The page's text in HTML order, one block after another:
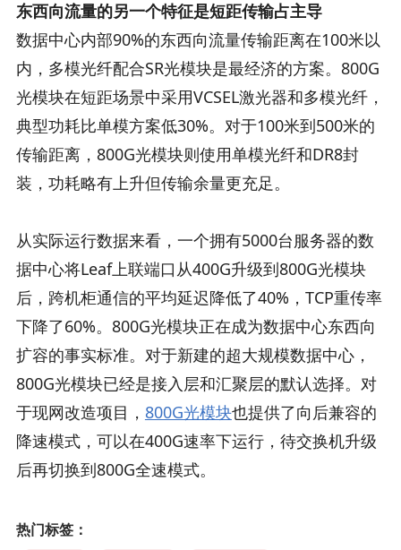
热门标签：
东西向流量的另一个特征是短距传输占主导
数据中心内部90%的东西向流量传输距离在100米以
内，多模光纤配合SR光模块是最经济的方案。800G
光模块在短距场景中采用VCSEL激光器和多模光纤，
典型功耗比单模方案低30%。对于100米到500米的
传输距离，800G光模块则使用单模光纤和DR8封
装，功耗略有上升但传输余量更充足。
从实际运行数据来看，一个拥有5000台服务器的数
据中心将Leaf上联端口从400G升级到800G光模块
后，跨机柜通信的平均延迟降低了40%，TCP重传率
下降了60%。800G光模块正在成为数据中心东西向
扩容的事实标准。对于新建的超大规模数据中心，
800G光模块已经是接入层和汇聚层的默认选择。对
于现网改造项目， 800G光模块也提供了向后兼容的
降速模式，可以在400G速率下运行，待交换机升级
后再切换到800G全速模式。